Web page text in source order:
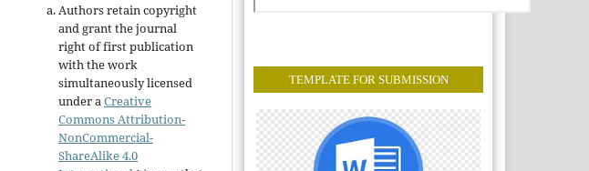
Authors retain copyright
and grant the journal
right of first publication
with the work
simultaneously licensed
under aCreative
Commons Attribution-
NonCommercial-
ShareAlike 4.0
TEMPLATE FOR SUBMISSION